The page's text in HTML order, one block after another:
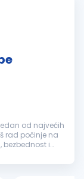
rad počinje na
bezbednost i